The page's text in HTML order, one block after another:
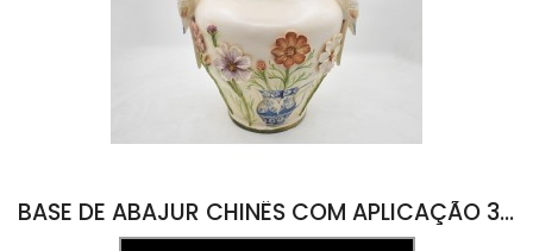
BASE DE ABAJUR CHINÊS COM APLICAÇÃO 37L X 45C X 49A